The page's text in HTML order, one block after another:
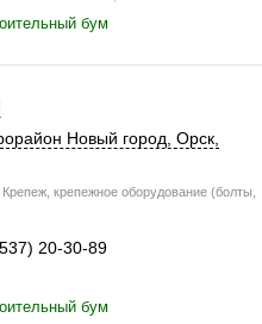
бум
Новый город, Орск,
Крепеж, крепежное оборудование (болты,
20-30-89
бум